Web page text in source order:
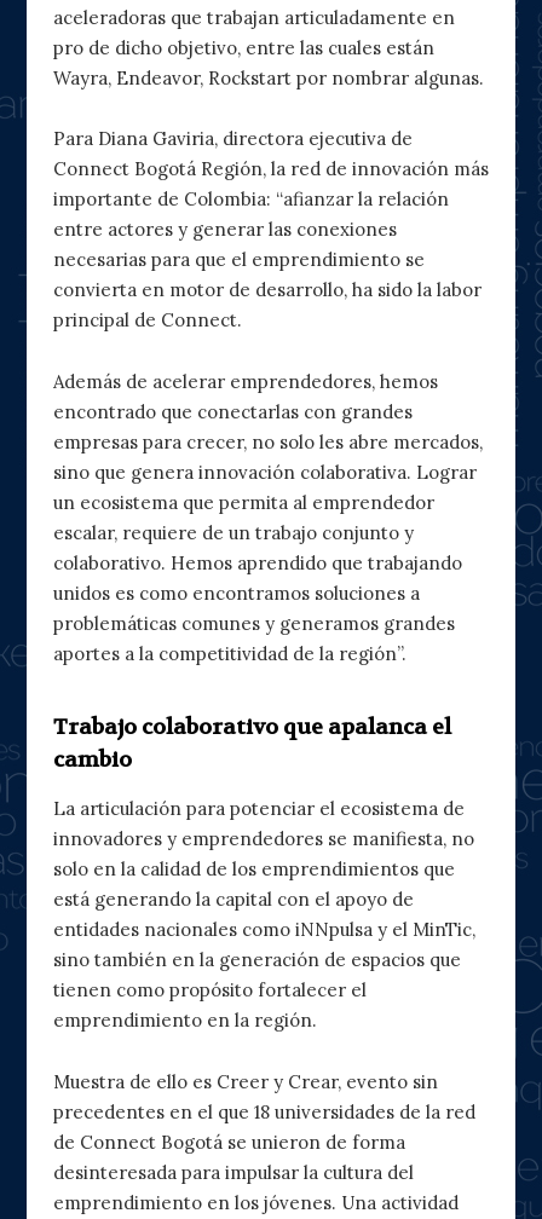
aceleradoras que trabajan articuladamente en
pro de dicho objetivo, entre las cuales están
Wayra, Endeavor, Rockstart por nombrar algunas.
Para Diana Gaviria, directora ejecutiva de
Connect Bogotá Región, la red de innovación más
importante de Colombia: “afianzar la relación
entre actores y generar las conexiones
necesarias para que el emprendimiento se
convierta en motor de desarrollo, ha sido la labor
principal de Connect.
Además de acelerar emprendedores, hemos
encontrado que conectarlas con grandes
empresas para crecer, no solo les abre mercados,
sino que genera innovación colaborativa. Lograr
un ecosistema que permita al emprendedor
escalar, requiere de un trabajo conjunto y
colaborativo. Hemos aprendido que trabajando
unidos es como encontramos soluciones a
problemáticas comunes y generamos grandes
aportes a la competitividad de la región”.
Trabajo colaborativo que apalanca el
cambio
La articulación para potenciar el ecosistema de
innovadores y emprendedores se manifiesta, no
solo en la calidad de los emprendimientos que
está generando la capital con el apoyo de
entidades nacionales como iNNpulsa y el MinTic,
sino también en la generación de espacios que
tienen como propósito fortalecer el
emprendimiento en la región.
Muestra de ello es Creer y Crear, evento sin
precedentes en el que 18 universidades de la red
de Connect Bogotá se unieron de forma
desinteresada para impulsar la cultura del
emprendimiento en los jóvenes. Una actividad